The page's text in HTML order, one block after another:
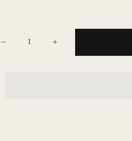
Disminuir
Aumentar
cantidad